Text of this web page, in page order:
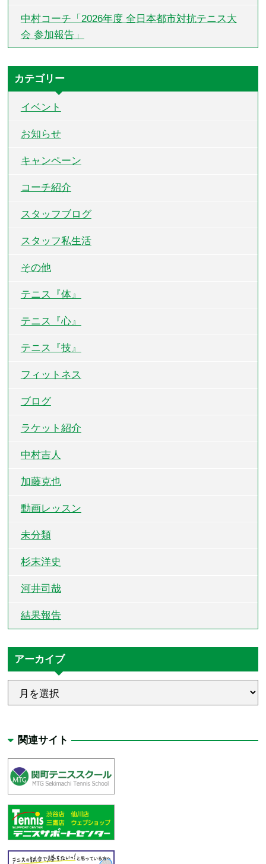
中村コーチ「2026年度 全日本都市対抗テニス大
会 参加報告」
カテゴリー
イベント
お知らせ
キャンペーン
コーチ紹介
スタッフブログ
スタッフ私生活
その他
テニス『体』
テニス『心』
テニス『技』
フィットネス
ブログ
ラケット紹介
中村吉人
加藤克也
動画レッスン
未分類
杉末洋史
河井司哉
結果報告
アーカイブ
関連サイト